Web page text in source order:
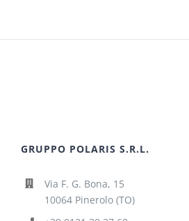
GRUPPO POLARIS S.R.L.
Via F. G. Bona, 15
10064 Pinerolo (TO)